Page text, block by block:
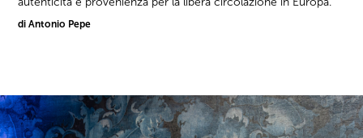
di Antonio Pepe